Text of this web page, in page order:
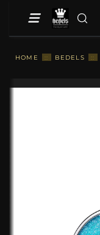
HOME :: BEDELS ::